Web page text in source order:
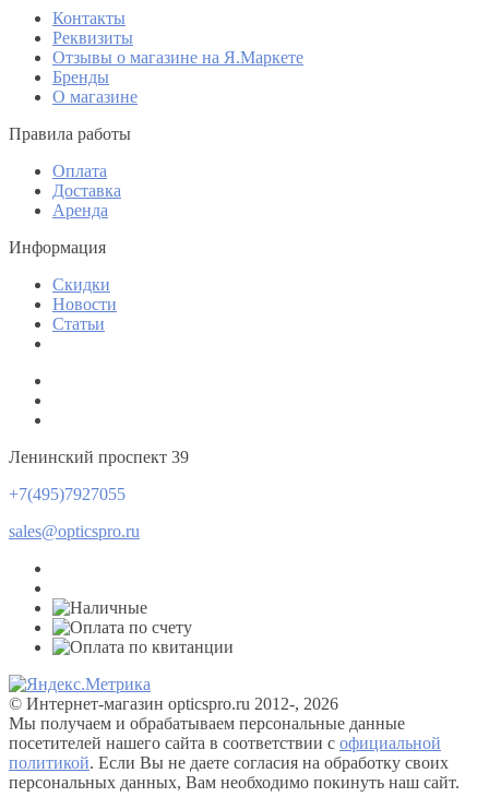
Контакты
Реквизиты
Отзывы о магазине на Я.Маркете
Бренды
О магазине
Правила работы
Оплата
Доставка
Аренда
Информация
Скидки
Новости
Статьи
Ленинский проспект 39
+7(495)7927055
sales@opticspro.ru
© Интернет-магазин opticspro.ru 2012-, 2026
Мы получаем и обрабатываем персональные данные
посетителей нашего сайта в соответствии с официальной
политикой. Если Вы не даете согласия на обработку своих
персональных данных, Вам необходимо покинуть наш сайт.